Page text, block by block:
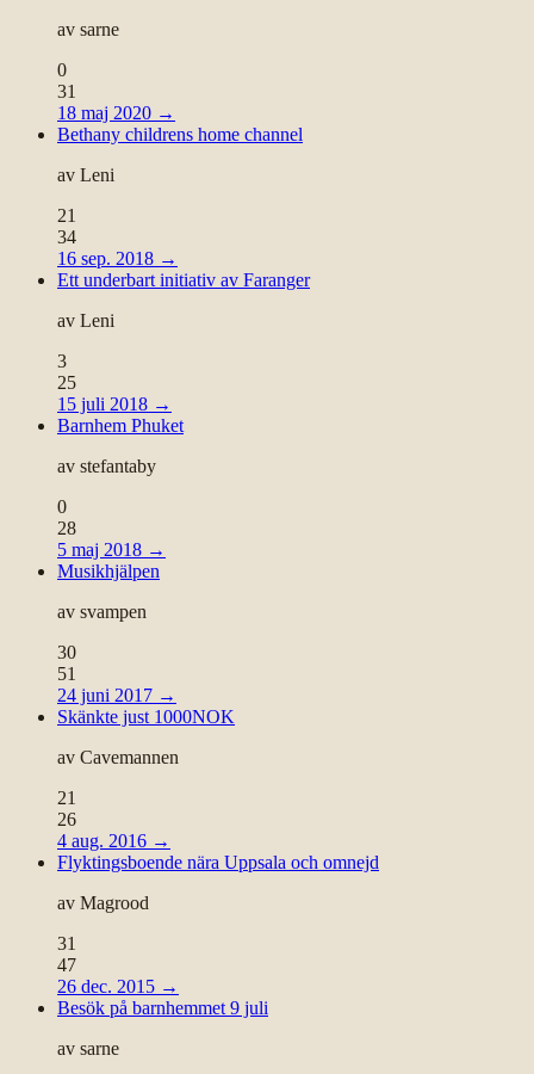
av sarne
0
31
18 maj 2020 →
Bethany childrens home channel
av Leni
21
34
16 sep. 2018 →
Ett underbart initiativ av Faranger
av Leni
3
25
15 juli 2018 →
Barnhem Phuket
av stefantaby
0
28
5 maj 2018 →
Musikhjälpen
av svampen
30
51
24 juni 2017 →
Skänkte just 1000NOK
av Cavemannen
21
26
4 aug. 2016 →
Flyktingsboende nära Uppsala och omnejd
av Magrood
31
47
26 dec. 2015 →
Besök på barnhemmet 9 juli
av sarne